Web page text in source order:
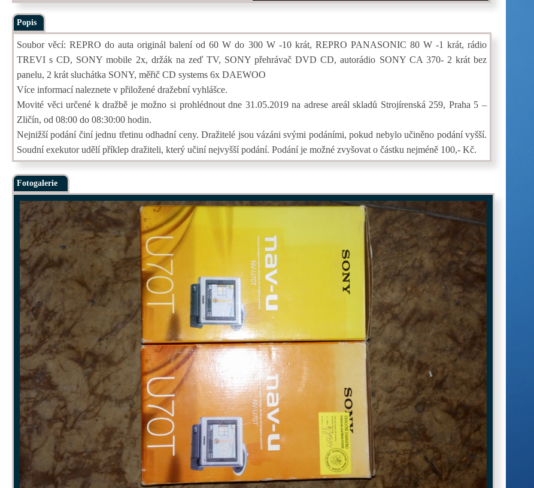
Popis
Soubor věcí: REPRO do auta originál balení od 60 W do 300 W -10 krát, REPRO PANASONIC 80 W -1 krát, rádio
TREVI s CD, SONY mobile 2x, držák na zeď TV, SONY přehrávač DVD CD, autorádio SONY CA 370- 2 krát bez
panelu, 2 krát sluchátka SONY, měřič CD systems 6x DAEWOO
Více informací naleznete v přiložené dražební vyhlášce.
Movité věci určené k dražbě je možno si prohlédnout dne 31.05.2019 na adrese areál skladů Strojírenská 259, Praha 5 –
Zličín, od 08:00 do 08:30:00 hodin.
Nejnižší podání činí jednu třetinu odhadní ceny. Dražitelé jsou vázáni svými podáními, pokud nebylo učiněno podání vyšší.
Soudní exekutor udělí příklep dražiteli, který učiní nejvyšší podání. Podání je možné zvyšovat o částku nejméně 100,- Kč.
Fotogalerie